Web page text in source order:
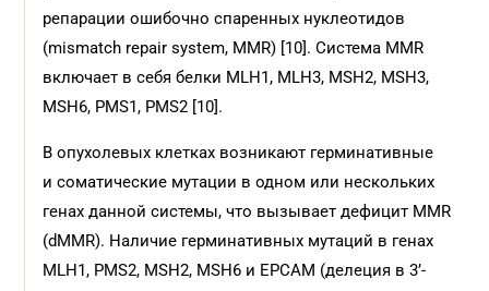
репарации ошибочно спаренных нуклеотидов
(mismatch repair system, MMR) [10]. Система MMR
включает в себя белки MLH1, MLH3, MSH2, MSH3,
MSH6, PMS1, PMS2 [10].
В опухолевых клетках возникают герминативные
и соматические мутации в одном или нескольких
генах данной системы, что вызывает дефицит MMR
(dMMR). Наличие герминативных мутаций в генах
MLH1, PMS2, MSH2, MSH6 и EPCAM (делеция в 3’-